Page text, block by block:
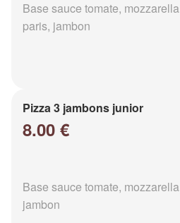
Base sauce tomate,
paris, jambon
Pizza 3 jambons junior
8.00 €
Base sauce tomate,
jambon